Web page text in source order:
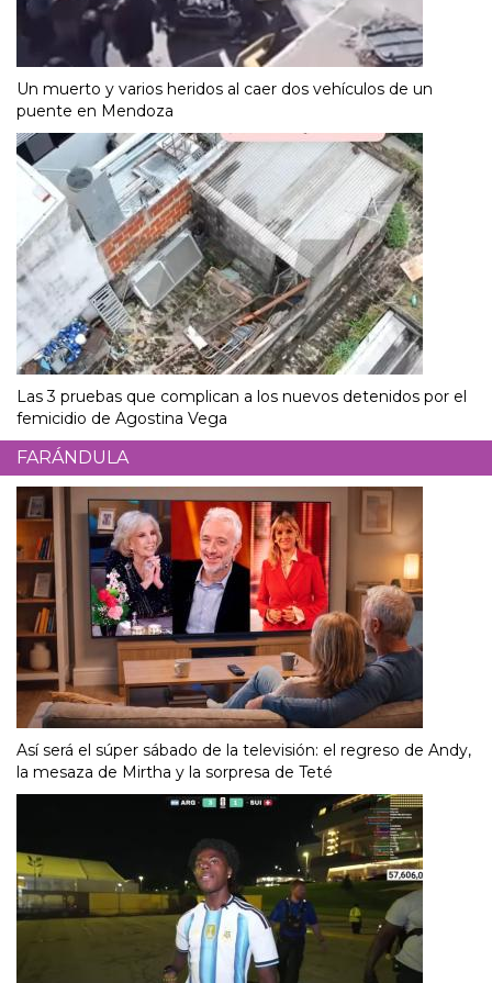
Un muerto y varios heridos al caer dos vehículos de un
puente en Mendoza
Las 3 pruebas que complican a los nuevos detenidos por el
femicidio de Agostina Vega
FARÁNDULA
Así será el súper sábado de la televisión: el regreso de Andy,
la mesaza de Mirtha y la sorpresa de Teté